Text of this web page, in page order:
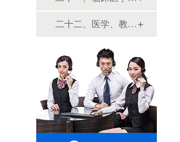
二十二、医学、教学模型